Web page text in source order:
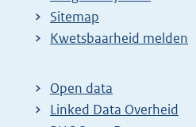
Sitemap
E
t
e
Kwetsbaarheid melden
Open data
Linked Data Overheid